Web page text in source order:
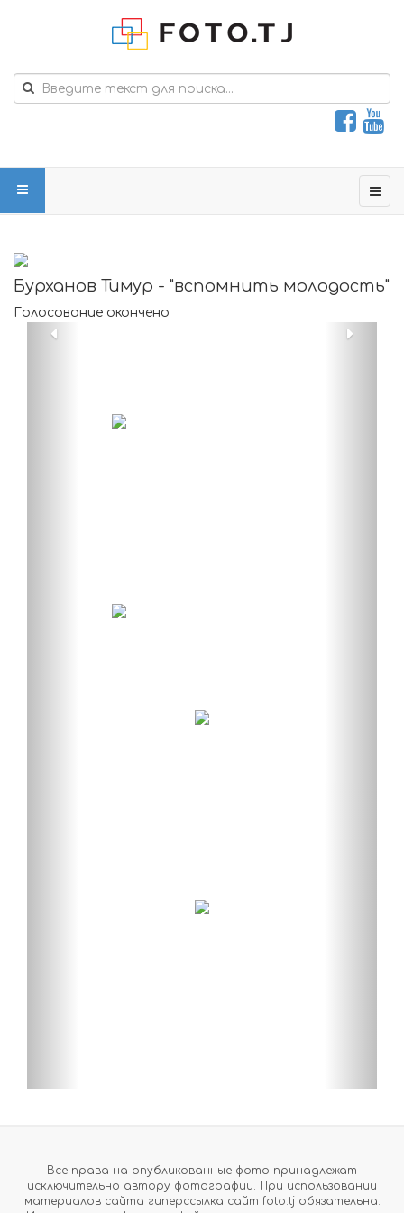
Бурханов Тимур - "вспомнить молодость"
Голосование окончено
Все права на опубликованные фото принадлежат
исключительно автору фотографии. При использовании
материалов сайта гиперссылка сайт foto.tj обязательна.